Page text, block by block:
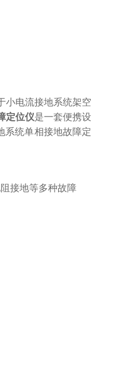
询
小电流接地系统架空
定位仪是一套便携设
系统单相接地故障定
接地等多种故障